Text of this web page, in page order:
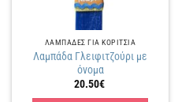
ΛΑΜΠΑΔΕΣ ΓΙΑ ΚΟΡΙΤΣΙΑ
Λαμπάδα Γλειφιτζούρι με
όνομα
20.50€